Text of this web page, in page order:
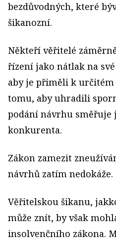
bezdůvodných, které
šikanozní.
Někteří věřitelé
řízení jako nátlak na
aby je přiměli k
tomu, aby uhradili
podání návrhu směřuje
konkurenta.
Zákon zamezit
návrhů zatím nedokáže.
Věřitelskou šikanu,
může znít, by však
insolvenčního zákona.